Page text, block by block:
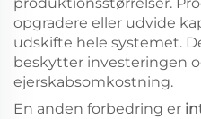
opgradere eller udvide
udskifte hele systemet.
beskytter investeringen
ejerskabsomkostning.
En anden forbedring er